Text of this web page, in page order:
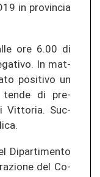
in pro­vin­cia
ore 6.00 di
In mat­
po­si­ti­vo un
tende di pre-​
Vit­to­ria. Suc­
Di­par­ti­men­to
del Co­